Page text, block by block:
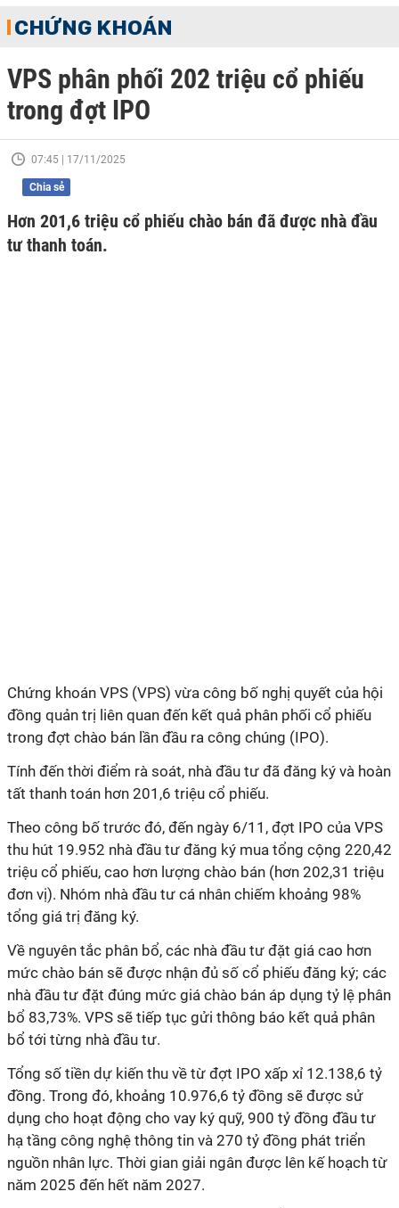
CHỨNG KHOÁN
VPS phân phối 202 triệu cổ phiếu
trong đợt IPO
07:45 | 17/11/2025
Chia sẻ
Hơn 201,6 triệu cổ phiếu chào bán đã được nhà đầu
tư thanh toán.
Chứng khoán VPS (VPS) vừa công bố nghị quyết của hội
đồng quản trị liên quan đến kết quả phân phối cổ phiếu
trong đợt chào bán lần đầu ra công chúng (IPO).
Tính đến thời điểm rà soát, nhà đầu tư đã đăng ký và hoàn
tất thanh toán hơn 201,6 triệu cổ phiếu.
Theo công bố trước đó, đến ngày 6/11, đợt IPO của VPS
thu hút 19.952 nhà đầu tư đăng ký mua tổng cộng 220,42
triệu cổ phiếu, cao hơn lượng chào bán (hơn 202,31 triệu
đơn vị). Nhóm nhà đầu tư cá nhân chiếm khoảng 98%
tổng giá trị đăng ký.
Về nguyên tắc phân bổ, các nhà đầu tư đặt giá cao hơn
mức chào bán sẽ được nhận đủ số cổ phiếu đăng ký; các
nhà đầu tư đặt đúng mức giá chào bán áp dụng tỷ lệ phân
bổ 83,73%. VPS sẽ tiếp tục gửi thông báo kết quả phân
bổ tới từng nhà đầu tư.
Tổng số tiền dự kiến thu về từ đợt IPO xấp xỉ 12.138,6 tỷ
đồng. Trong đó, khoảng 10.976,6 tỷ đồng sẽ được sử
dụng cho hoạt động cho vay ký quỹ, 900 tỷ đồng đầu tư
hạ tầng công nghệ thông tin và 270 tỷ đồng phát triển
nguồn nhân lực. Thời gian giải ngân được lên kế hoạch từ
năm 2025 đến hết năm 2027.